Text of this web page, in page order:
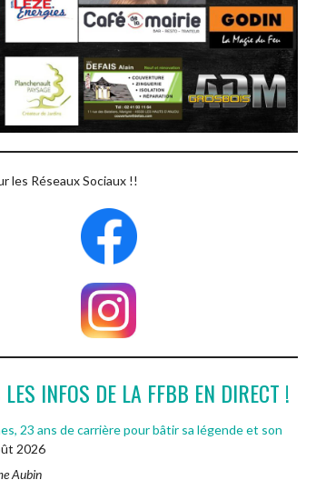
les Réseaux Sociaux !!
LES INFOS DE LA FFBB EN DIRECT !
23 ans de carrière pour bâtir sa légende et son
2026
Aubin